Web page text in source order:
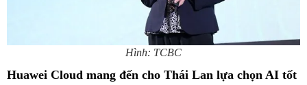
Hình: TCBC
Huawei Cloud mang đến cho Thái Lan lựa chọn AI tốt